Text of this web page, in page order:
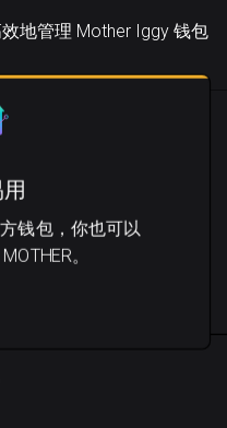
地管理 Mother Iggy 钱包
钱包，你也可以
。